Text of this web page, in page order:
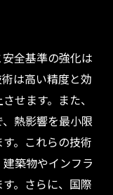
全基準の強化は
は高い精度と効
せます。また、
熱影響を最小限
。これらの技術
築物やインフラ
。さらに、国際